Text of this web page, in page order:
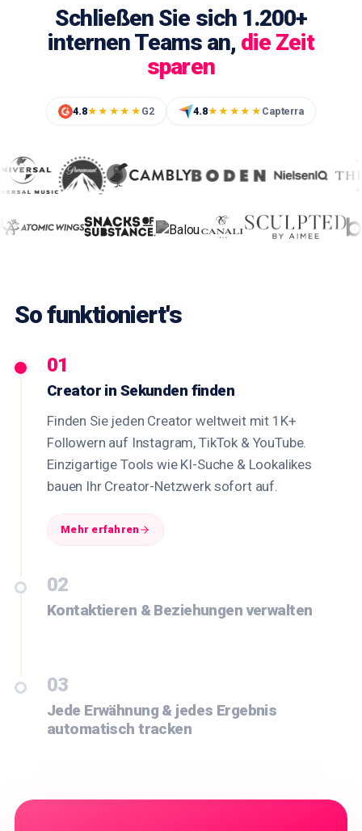
Schließen Sie sich 1.200+
internen Teams an, die Zeit
sparen
4.8★★★★★ G2 4.8★★★★★ Capterra
So funktioniert's
01
Creator in Sekunden finden
Finden Sie jeden Creator weltweit mit 1K+
Followern auf Instagram, TikTok & YouTube.
Einzigartige Tools wie KI-Suche & Lookalikes
bauen Ihr Creator-Netzwerk sofort auf.
Mehr erfahren
02
Kontaktieren & Beziehungen verwalten
03
Jede Erwähnung & jedes Ergebnis
automatisch tracken